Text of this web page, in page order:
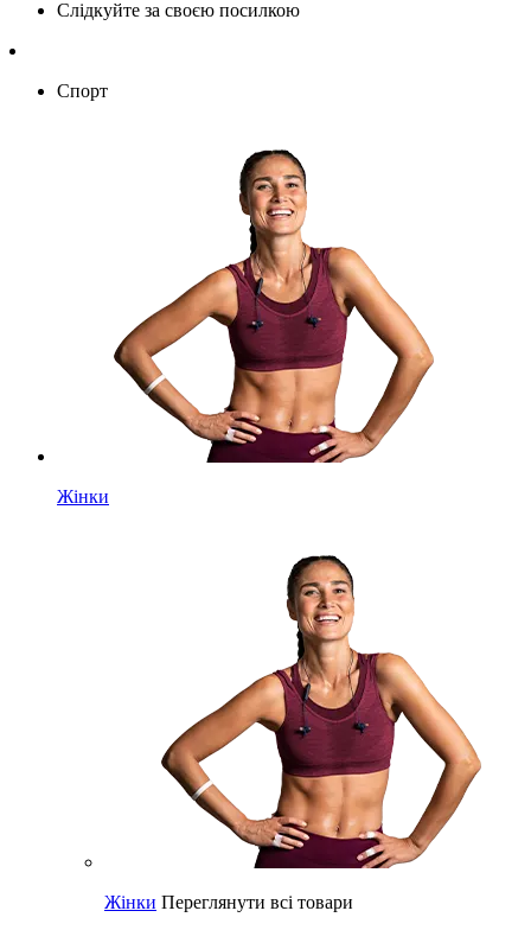
Слідкуйте за своєю посилкою
Спорт
Жінки
Жінки Переглянути всі товари